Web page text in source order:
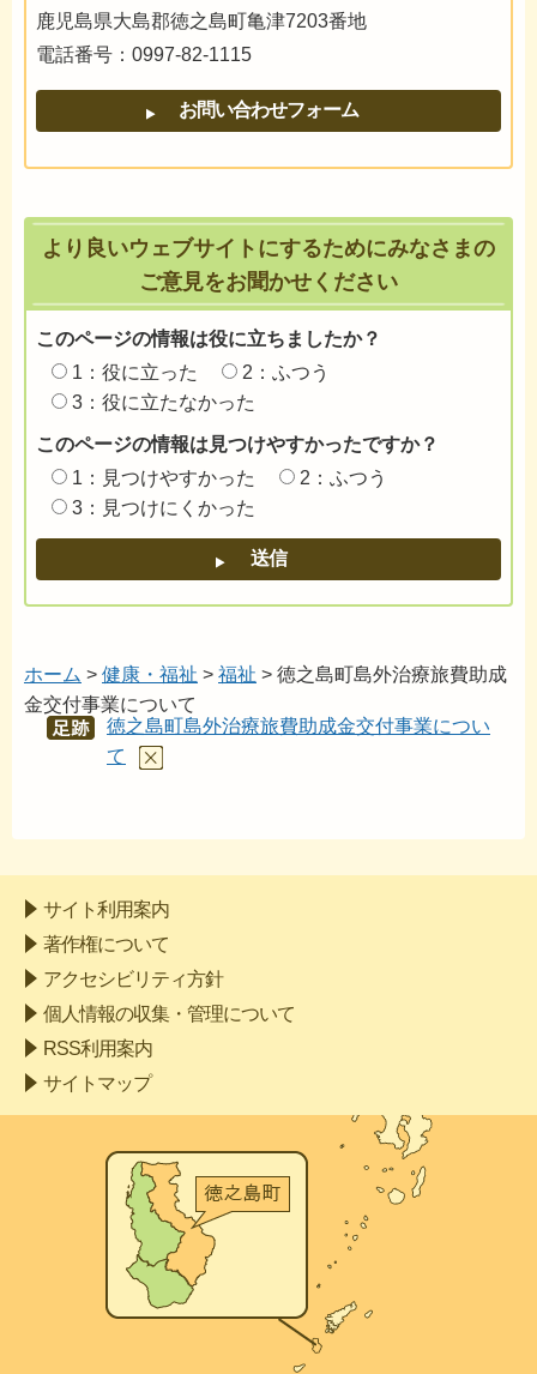
鹿児島県大島郡徳之島町亀津7203番地
電話番号：0997-82-1115
より良いウェブサイトにするためにみなさまの
ご意見をお聞かせください
このページの情報は役に立ちましたか？
1：役に立った
2：ふつう
3：役に立たなかった
このページの情報は見つけやすかったですか？
1：見つけやすかった
2：ふつう
3：見つけにくかった
ホーム > 健康・福祉 > 福祉 > 徳之島町島外治療旅費助成
金交付事業について
あし
徳之島町島外治療旅費助成金交付事業につい
て
サイト利用案内
著作権について
アクセシビリティ方針
個人情報の収集・管理について
RSS利用案内
サイトマップ